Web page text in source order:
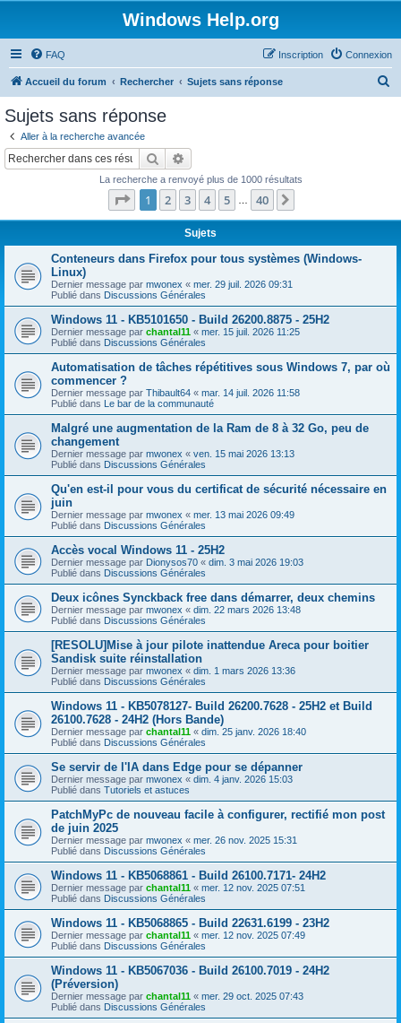
Windows Help.org
FAQ Connexion
Inscription
Accueil du forum Rechercher Sujets sans réponse
Sujets sans réponse
Aller à la recherche avancée
Rechercher
La recherche a renvoyé plus de 1000 résultats
Page 1sur40
1 2 3 4 5 40
Sujets
Conteneurs dans Firefox pour tous systèmes (Windows-
Linux)
Dernier message par mwonex « mer. 29 juil. 2026 09:31
Publié dans Discussions Générales
Windows 11 - KB5101650 - Build 26200.8875 - 25H2
Dernier message par chantal11 « mer. 15 juil. 2026 11:25
Publié dans Discussions Générales
Automatisation de tâches répétitives sous Windows 7, par où
commencer ?
Dernier message par Thibault64 « mar. 14 juil. 2026 11:58
Publié dans Le bar de la communauté
Malgré une augmentation de la Ram de 8 à 32 Go, peu de
changement
Dernier message par mwonex « ven. 15 mai 2026 13:13
Publié dans Discussions Générales
Qu'en est-il pour vous du certificat de sécurité nécessaire en
juin
Dernier message par mwonex « mer. 13 mai 2026 09:49
Publié dans Discussions Générales
Accès vocal Windows 11 - 25H2
Dernier message par Dionysos70 « dim. 3 mai 2026 19:03
Publié dans Discussions Générales
Deux icônes Synckback free dans démarrer, deux chemins
Dernier message par mwonex « dim. 22 mars 2026 13:48
Publié dans Discussions Générales
[RESOLU]Mise à jour pilote inattendue Areca pour boitier
Sandisk suite réinstallation
Dernier message par mwonex « dim. 1 mars 2026 13:36
Publié dans Discussions Générales
Windows 11 - KB5078127- Build 26200.7628 - 25H2 et Build
26100.7628 - 24H2 (Hors Bande)
Dernier message par chantal11 « dim. 25 janv. 2026 18:40
Publié dans Discussions Générales
Se servir de l'IA dans Edge pour se dépanner
Dernier message par mwonex « dim. 4 janv. 2026 15:03
Publié dans Tutoriels et astuces
PatchMyPc de nouveau facile à configurer, rectifié mon post
de juin 2025
Dernier message par mwonex « mer. 26 nov. 2025 15:31
Publié dans Discussions Générales
Windows 11 - KB5068861 - Build 26100.7171- 24H2
Dernier message par chantal11 « mer. 12 nov. 2025 07:51
Publié dans Discussions Générales
Windows 11 - KB5068865 - Build 22631.6199 - 23H2
Dernier message par chantal11 « mer. 12 nov. 2025 07:49
Publié dans Discussions Générales
Windows 11 - KB5067036 - Build 26100.7019 - 24H2
(Préversion)
Dernier message par chantal11 « mer. 29 oct. 2025 07:43
Publié dans Discussions Générales